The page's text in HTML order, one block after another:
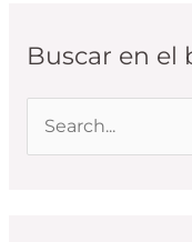
Buscar en el